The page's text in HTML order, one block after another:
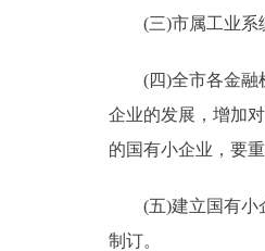
(三)市属工业系统
(四)全市各金融机
企业的发展，增加
的国有小企业，要
(五)建立国有小企
制订。